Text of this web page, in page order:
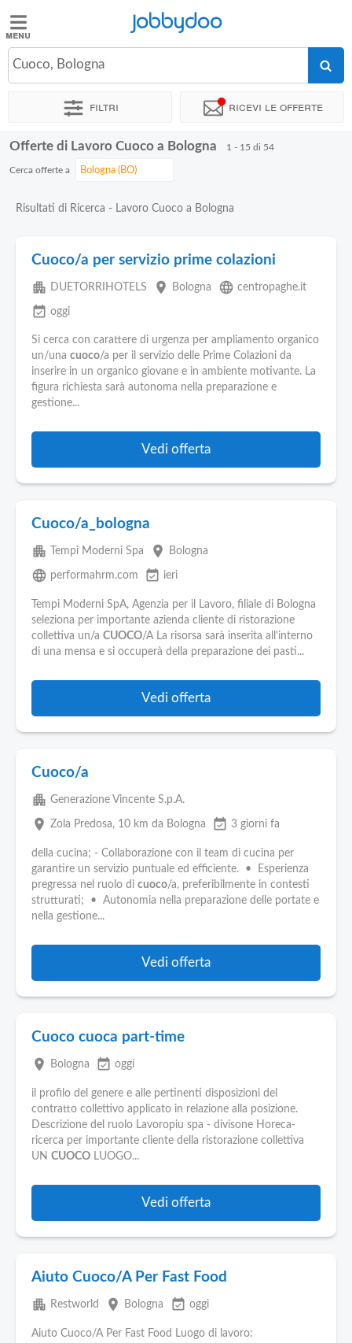
Jobbydoo
Offerte
Stipendi
Elenco
Pubblica
Offerte
Aziende
Jobbydoo
Cuoco, Bologna
Filtri Ricevi le offerte
Offerte di Lavoro Cuoco a Bologna 1 - 15 di 54
Cerca offerte a
Risultati di Ricerca - Lavoro Cuoco a Bologna
Cuoco/a per servizio prime colazioni
apartment DUETORRIHOTELS place Bologna language centropaghe.it
event_available oggi
Si cerca con carattere di urgenza per ampliamento organico
un/una cuoco/a per il servizio delle Prime Colazioni da
inserire in un organico giovane e in ambiente motivante. La
figura richiesta sarà autonoma nella preparazione e
gestione...
Vedi offerta
Cuoco/a_bologna
apartment Tempi Moderni Spa place Bologna
language performahrm.com event_available ieri
Tempi Moderni SpA, Agenzia per il Lavoro, filiale di Bologna
seleziona per importante azienda cliente di ristorazione
collettiva un/a CUOCO/A La risorsa sarà inserita all'interno
di una mensa e si occuperà della preparazione dei pasti...
Vedi offerta
Cuoco/a
apartment Generazione Vincente S.p.A.
place Zola Predosa, 10 km da Bologna event_available 3 giorni fa
della cucina; - Collaborazione con il team di cucina per
garantire un servizio puntuale ed efficiente. • Esperienza
pregressa nel ruolo di cuoco/a, preferibilmente in contesti
strutturati; • Autonomia nella preparazione delle portate e
nella gestione...
Vedi offerta
Cuoco cuoca part-time
place Bologna event_available oggi
il profilo del genere e alle pertinenti disposizioni del
contratto collettivo applicato in relazione alla posizione.
Descrizione del ruolo Lavoropiu spa - divisone Horeca-
ricerca per importante cliente della ristorazione collettiva
UN CUOCO LUOGO...
Vedi offerta
Aiuto Cuoco/A Per Fast Food
apartment Restworld place Bologna event_available oggi
Aiuto Cuoco/A Per Fast Food Luogo di lavoro: